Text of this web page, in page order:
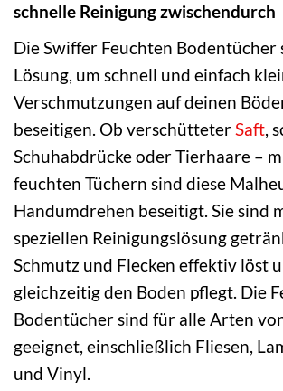
schnelle Reinigung zwischendurch
Die Swiffer Feuchten Bodentücher
Lösung, um schnell und einfach
Verschmutzungen auf deinen
beseitigen. Ob verschütteterSaft,
Schuhabdrücke oder Tierhaare –
feuchten Tüchern sind diese
Handumdrehen beseitigt. Sie sind
speziellen Reinigungslösung
Schmutz und Flecken effektiv löst
gleichzeitig den Boden pflegt. Die
Bodentücher sind für alle Arten
geeignet, einschließlich Fliesen,
und Vinyl.